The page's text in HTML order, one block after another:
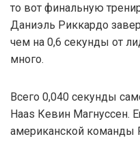
то вот финальную
Даниэль Риккардо
чем на 0,6 секунды от
много.
Всего 0,040 секунды
Haas Кевин Магнуссен.
американской команды